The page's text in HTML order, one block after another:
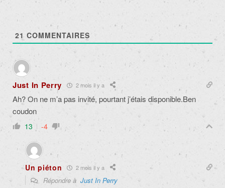
21 COMMENTAIRES
Just In Perry 2 mois il y a
Ah? On ne m’a pas invité, pourtant j’étais disponible.Ben
coudon
13 -4
Un piéton 2 mois il y a
Répondre à Just In Perry